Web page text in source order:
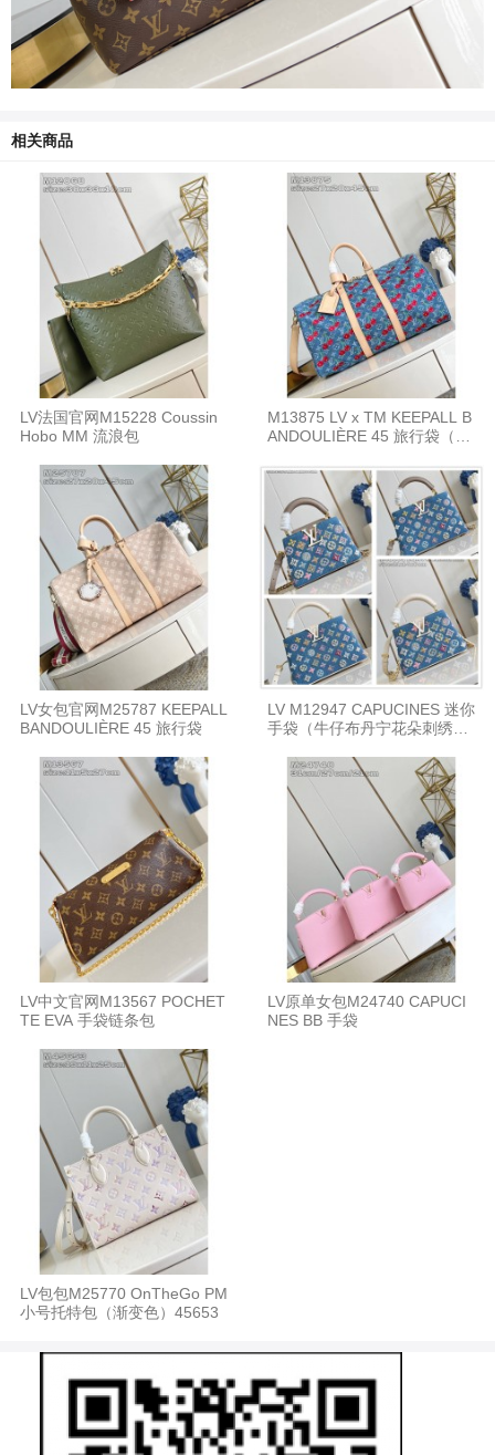
相关商品
LV法国官网M15228 Coussin
Hobo MM 流浪包
M13875 LV x TM KEEPALL B
ANDOULIÈRE 45 旅行袋（牛
LV女包官网M25787 KEEPALL
BANDOULIÈRE 45 旅行袋
LV M12947 CAPUCINES 迷你
手袋（牛仔布丹宁花朵刺绣
LV中文官网M13567 POCHET
TE EVA 手袋链条包
LV原单女包M24740 CAPUCI
NES BB 手袋
LV包包M25770 OnTheGo PM
小号托特包（渐变色）45653